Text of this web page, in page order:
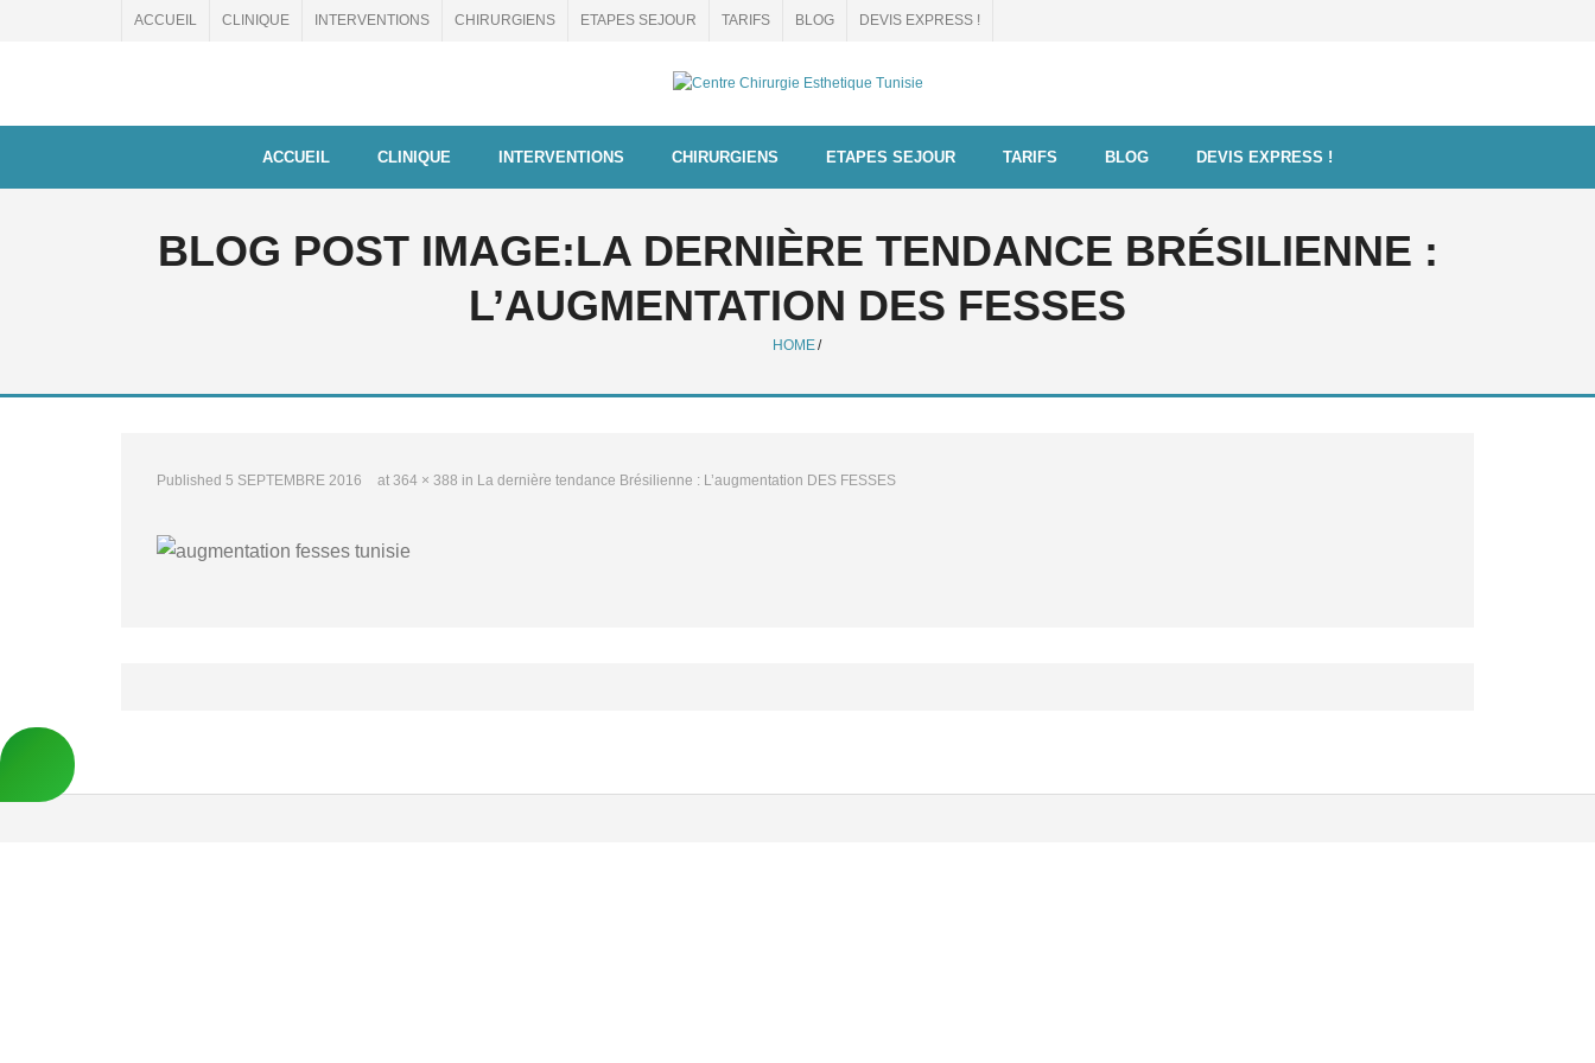
ACCUEIL CLINIQUE INTERVENTIONS CHIRURGIENS ETAPES SEJOUR TARIFS BLOG DEVIS EXPRESS !
ACCUEIL CLINIQUE INTERVENTIONS CHIRURGIENS ETAPES SEJOUR TARIFS BLOG DEVIS EXPRESS !
BLOG POST IMAGE:LA DERNIÈRE TENDANCE BRÉSILIENNE :
L’AUGMENTATION DES FESSES
HOME/
Published 5 SEPTEMBRE 2016 at 364 × 388 in La dernière tendance Brésilienne : L’augmentation DES FESSES